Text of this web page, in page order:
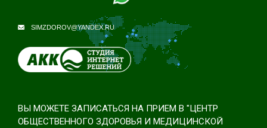
SIMZDOROV@YANDEX.RU
ВЫ МОЖЕТЕ ЗАПИСАТЬСЯ НА ПРИЕМ В "ЦЕНТР
ОБЩЕСТВЕННОГО ЗДОРОВЬЯ И МЕДИЦИНСКОЙ